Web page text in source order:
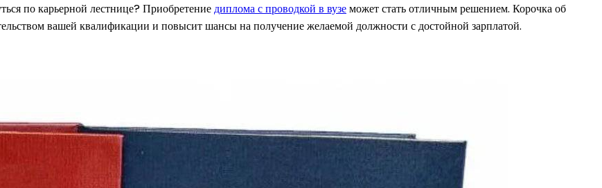
по карьерной лестнице? Приобретениедиплома с проводкой в вуземожет стать отличным решением. Корочка об
вашей квалификации и повысит шансы на получение желаемой должности с достойной зарплатой.